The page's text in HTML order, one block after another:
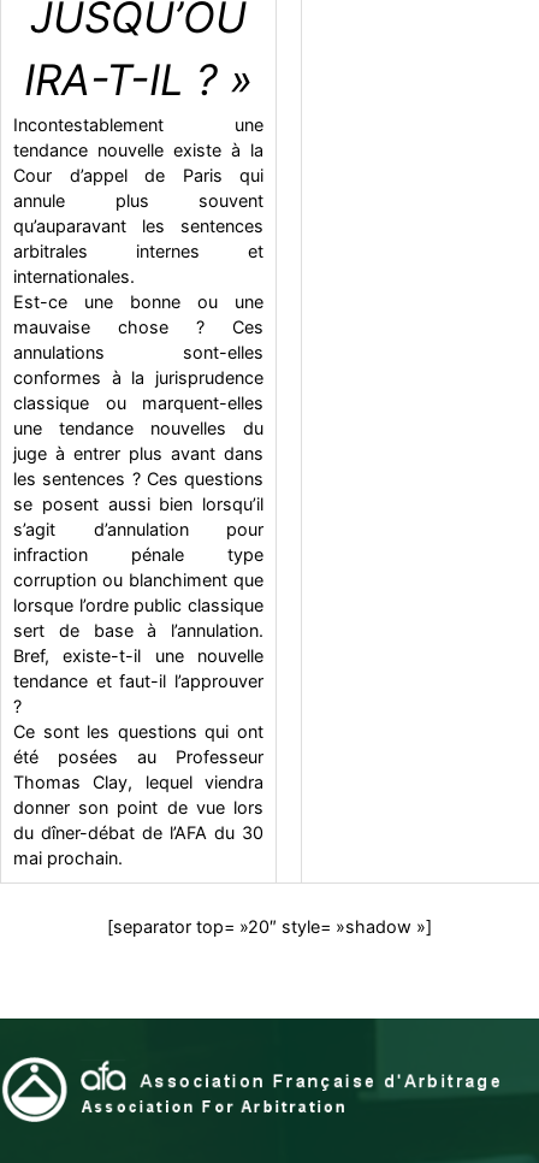
JUSQU’OÙ
IRA-T-IL ? »
Incontestablement une
tendance nouvelle existe à la
Cour d’appel de Paris qui
annule plus souvent
qu’auparavant les sentences
arbitrales internes et
internationales.
Est-ce une bonne ou une
mauvaise chose ? Ces
annulations sont-elles
conformes à la jurisprudence
classique ou marquent-elles
une tendance nouvelles du
juge à entrer plus avant dans
les sentences ? Ces questions
se posent aussi bien lorsqu’il
s’agit d’annulation pour
infraction pénale type
corruption ou blanchiment que
lorsque l’ordre public classique
sert de base à l’annulation.
Bref, existe-t-il une nouvelle
tendance et faut-il l’approuver
?
Ce sont les questions qui ont
été posées au Professeur
Thomas Clay, lequel viendra
donner son point de vue lors
du dîner-débat de l’AFA du 30
mai prochain.
[separator top= »20″ style= »shadow »]